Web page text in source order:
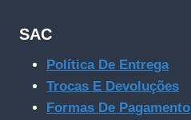
SAC
Política De Entrega
Trocas E Devoluções
Formas De Pagamento